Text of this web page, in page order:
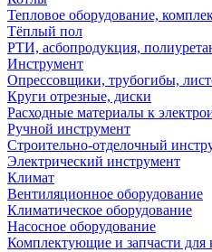
Тепловое оборудование,
Тёплый пол
РТИ, асбопродукция,
Инструмент
Опрессовщики, трубогибы,
Круги отрезные, диски
Расходные материалы к
Ручной инструмент
Строительно-отделочный
Электрический инструмент
Климат
Вентиляционное оборудование
Климатическое оборудование
Насосное оборудование
Комплектующие и запчасти для